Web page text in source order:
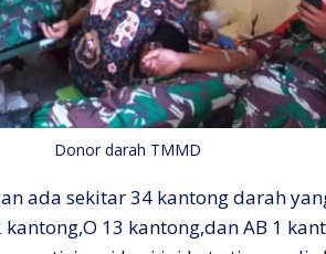
Donor darah TMMD
ada sekitar 34 kantong darah
13 kantong,dan AB 1